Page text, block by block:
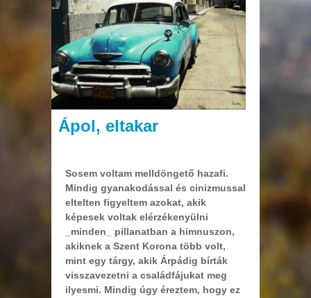
Ápol, eltakar
Sosem voltam melldöngető hazafi.
Mindig gyanakodással és cinizmussal
eltelten figyeltem azokat, akik
képesek voltak elérzékenyülni
_minden_ pillanatban a himnuszon,
akiknek a Szent Korona több volt,
mint egy tárgy, akik Árpádig bírták
visszavezetni a családfájukat meg
ilyesmi. Mindig úgy éreztem, hogy ez